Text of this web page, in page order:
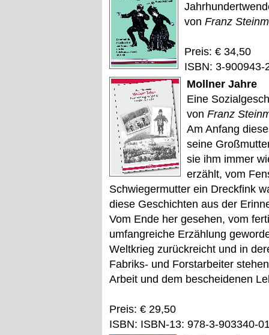
von Franz
Preis: € 34,50
ISBN: 3-900943-
Mollner Jahre
Eine
von Franz
Am Anfang
seine
sie ihm immer
erzählt, vom
Schwiegermutter ein Dreckfink
diese Geschichten aus der
Vom Ende her gesehen, vom
umfangreiche Erzählung
Weltkrieg zurückreicht und in
Fabriks- und Forstarbeiter
Arbeit und dem bescheidenen
Preis: € 29,50
ISBN: ISBN-13: 978-3-903340-